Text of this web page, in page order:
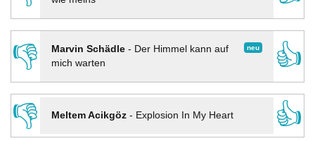
👎 neu
Marvin Schädle- Der Himmel kann auf
mich warten
👍
👎
Meltem Acikgöz- Explosion In My Heart
👍